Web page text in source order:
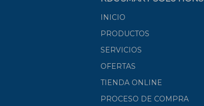
INICIO
PRODUCTOS
SERVICIOS
OFERTAS
TIENDA ONLINE
PROCESO DE COMPRA